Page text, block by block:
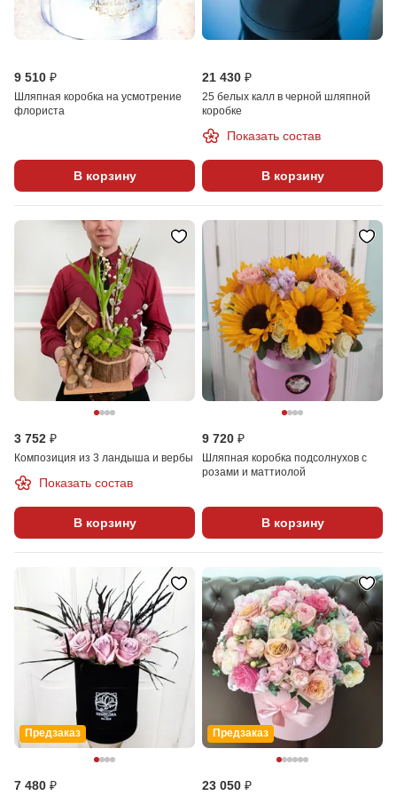
9 510 ₽
Шляпная коробка на усмотрение
флориста
В корзину
21 430 ₽
25 белых калл в черной шляпной
коробке
Показать состав
В корзину
3 752 ₽
Композиция из 3 ландыша и вербы
Показать состав
В корзину
9 720 ₽
Шляпная коробка подсолнухов с
розами и маттиолой
В корзину
Предзаказ
7 480 ₽
Предзаказ
23 050 ₽